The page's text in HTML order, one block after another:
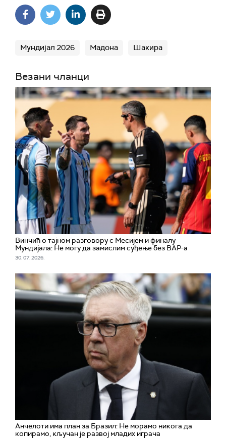
Мундијал 2026 Мадона Шакира
Везани чланци
Винчић о тајном разговору с Месијем и финалу
Мундијала: Не могу да замислим суђење без ВАР-а
30. 07. 2026.
Aнчелоти има план за Бразил: Не морамо никога да
копирамо, кључан је развој младих играча